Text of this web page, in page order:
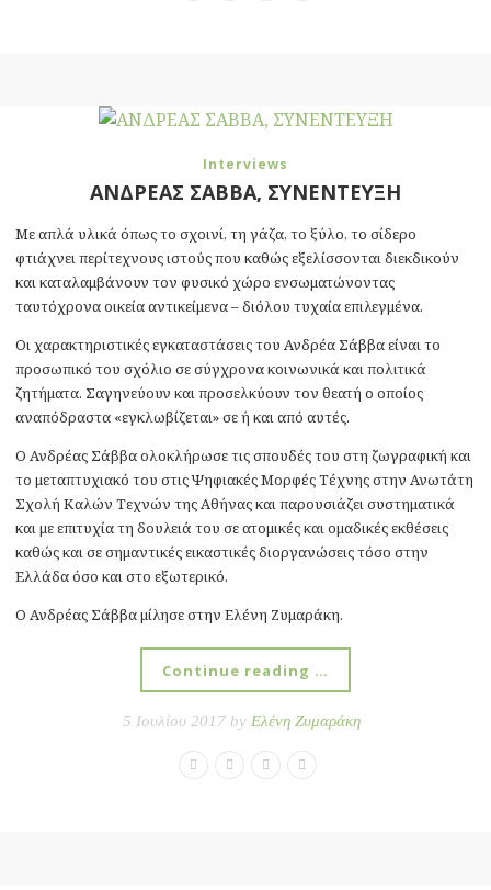
Interviews
ΑΝΔΡΕΑΣ ΣΑΒΒΑ, ΣΥΝΕΝΤΕΥΞΗ
Με απλά υλικά όπως το σχοινί, τη γάζα, το ξύλο, το σίδερο
φτιάχνει περίτεχνους ιστούς που καθώς εξελίσσονται διεκδικούν
και καταλαμβάνουν τον φυσικό χώρο ενσωματώνοντας
ταυτόχρονα οικεία αντικείμενα – διόλου τυχαία επιλεγμένα.
Οι χαρακτηριστικές εγκαταστάσεις του Ανδρέα Σάββα είναι το
προσωπικό του σχόλιο σε σύγχρονα κοινωνικά και πολιτικά
ζητήματα. Σαγηνεύουν και προσελκύουν τον θεατή ο οποίος
αναπόδραστα «εγκλωβίζεται» σε ή και από αυτές.
Ο Ανδρέας Σάββα ολοκλήρωσε τις σπουδές του στη ζωγραφική και
το μεταπτυχιακό του στις Ψηφιακές Μορφές Τέχνης στην Ανωτάτη
Σχολή Καλών Τεχνών της Αθήνας και παρουσιάζει συστηματικά
και με επιτυχία τη δουλειά του σε ατομικές και ομαδικές εκθέσεις
καθώς και σε σημαντικές εικαστικές διοργανώσεις τόσο στην
Ελλάδα όσο και στο εξωτερικό.
Ο Ανδρέας Σάββα μίλησε στην Ελένη Ζυμαράκη.
Continue reading …
5 Ιουλίου 2017 by Ελένη Ζυμαράκη